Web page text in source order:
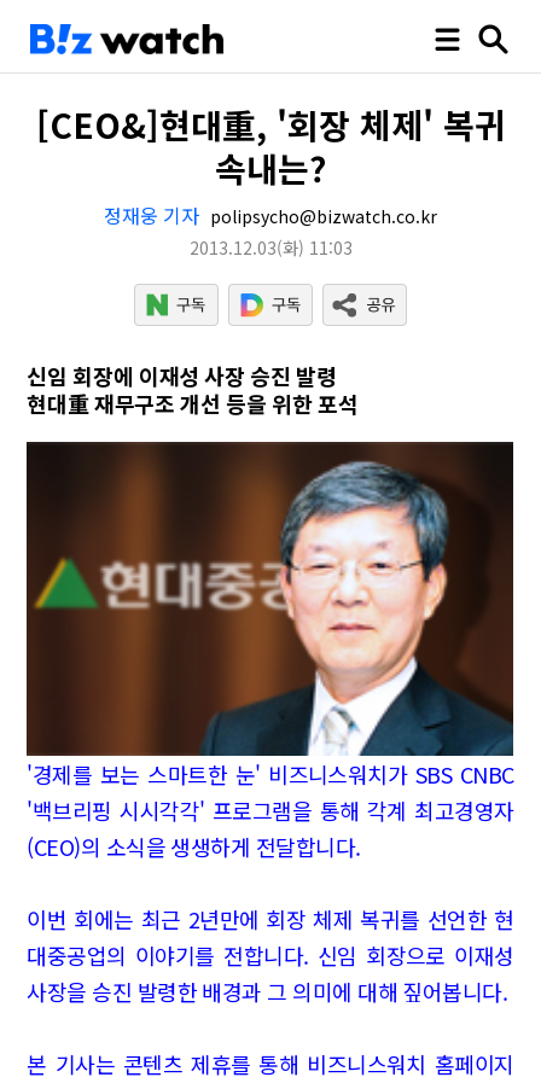
[CEO&]현대重, '회장 체제' 복귀
속내는?
정재웅 기자 polipsycho@bizwatch.co.kr
2013.12.03(화) 11:03
신임 회장에 이재성 사장 승진 발령
현대重 재무구조 개선 등을 위한 포석
'경제를 보는 스마트한 눈' 비즈니스워치가 SBS CNBC
'백브리핑 시시각각' 프로그램을 통해 각계 최고경영자
(CEO)의 소식을 생생하게 전달합니다.
이번 회에는 최근 2년만에 회장 체제 복귀를 선언한 현
대중공업의 이야기를 전합니다. 신임 회장으로 이재성
사장을 승진 발령한 배경과 그 의미에 대해 짚어봅니다.
본 기사는 콘텐츠 제휴를 통해 비즈니스워치 홈페이지